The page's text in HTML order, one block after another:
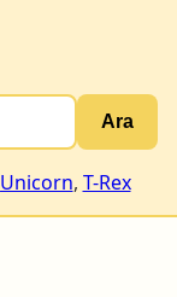
Ara
Unicorn, T-Rex